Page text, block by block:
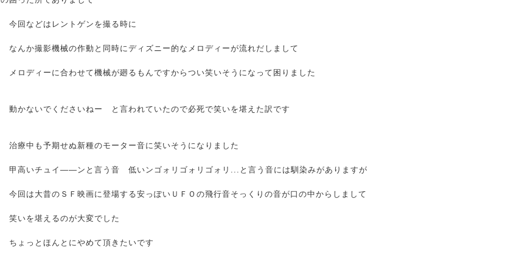
今回などはレントゲンを撮る時に
なんか撮影機械の作動と同時にディズニー的なメロディーが流れだしまして
メロディーに合わせて機械が廻るもんですからつい笑いそうになって困りました
動かないでくださいねー と言われていたので必死で笑いを堪えた訳です
治療中も予期せぬ新種のモーター音に笑いそうになりました
甲高いチュイ――ンと言う音 低いンゴォリゴォリゴォリ...と言う音には馴染みがありますが
今回は大昔のＳＦ映画に登場する安っぽいＵＦＯの飛行音そっくりの音が口の中からしまして
笑いを堪えるのが大変でした
ちょっとほんとにやめて頂きたいです